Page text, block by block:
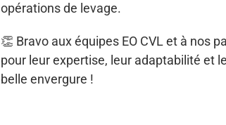
opérations de levage.
👏 Bravo aux équipes EO CVL et à nos
pour leur expertise, leur adaptabilité et
belle envergure !